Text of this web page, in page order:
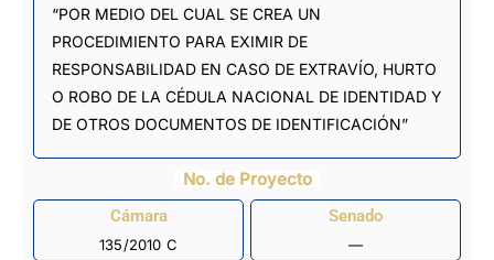
“POR MEDIO DEL CUAL SE CREA UN
PROCEDIMIENTO PARA EXIMIR DE
RESPONSABILIDAD EN CASO DE EXTRAVÍO, HURTO
O ROBO DE LA CÉDULA NACIONAL DE IDENTIDAD Y
DE OTROS DOCUMENTOS DE IDENTIFICACIÓN”
No. de Proyecto
Cámara
135/2010 C
Senado
—